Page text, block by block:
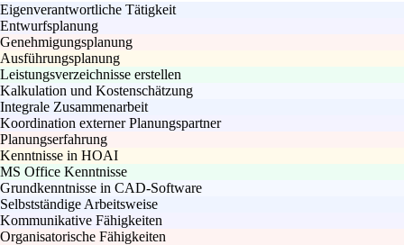
Eigenverantwortliche Tätigkeit
Entwurfsplanung
Genehmigungsplanung
Ausführungsplanung
Leistungsverzeichnisse erstellen
Kalkulation und Kostenschätzung
Integrale Zusammenarbeit
Koordination externer Planungspartner
Planungserfahrung
Kenntnisse in HOAI
MS Office Kenntnisse
Grundkenntnisse in CAD-Software
Selbstständige Arbeitsweise
Kommunikative Fähigkeiten
Organisatorische Fähigkeiten